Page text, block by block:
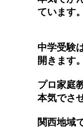
ています。
中学受験
開きます。
プロ家庭
本気でさ
関西地域